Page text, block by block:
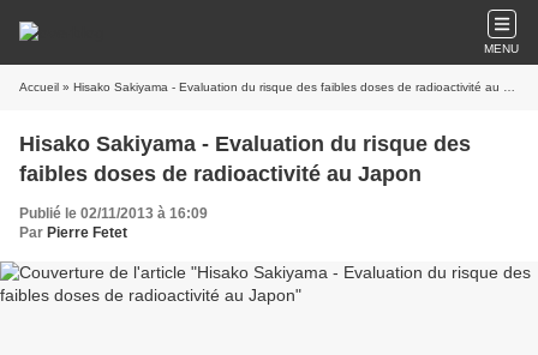
MENU
Accueil » Hisako Sakiyama - Evaluation du risque des faibles doses de radioactivité au Japon
Hisako Sakiyama - Evaluation du risque des
faibles doses de radioactivité au Japon
Publié le 02/11/2013 à 16:09
Par Pierre Fetet